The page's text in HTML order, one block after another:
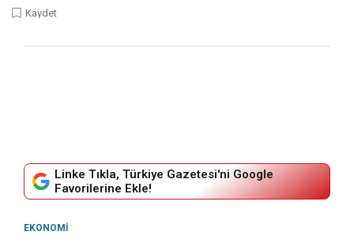
Kaydet
Linke Tıkla, Türkiye Gazetesi'ni Google
Favorilerine Ekle!
EKONOMI